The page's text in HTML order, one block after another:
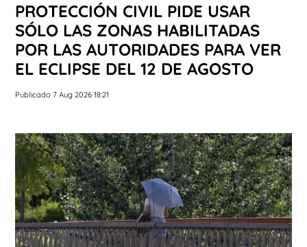
PROTECCIÓN CIVIL PIDE USAR
SÓLO LAS ZONAS HABILITADAS
POR LAS AUTORIDADES PARA VER
EL ECLIPSE DEL 12 DE AGOSTO
Publicado 7 Aug 2026 18:21